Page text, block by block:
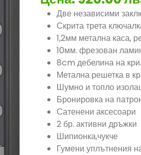
Две независими
Скрита трета
1,2мм метална каса,
10мм. фрезован
8cm дебелина на
Метална решетка в
Шумно и топло
Бронировка на
Сатенени аксесоари
2 бр. активни дръжки
Шипионка,чукче
Гумени уплътнения